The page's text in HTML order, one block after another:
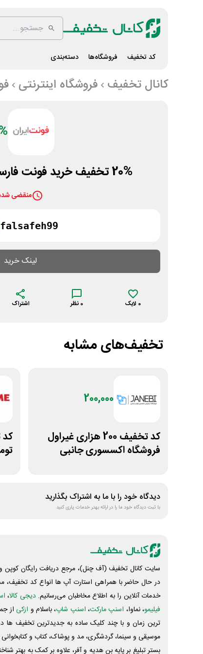
کد تخفیف فروشگاه‌ها دسته‌بندی
کانال تخفیف فروشگاه اینترنتی
20% تخفیف خرید فونت فارسی از سایت فونتیران
منقضی
falsafeh99
لینک خرید
0 لایک 0 نظر اشتراک
تخفیف‌های مشابه
200,000
کد تخفیف 200 هزاری غیراول
فروشگاه اکسسوری جانبی
دیدگاه خود را با ما به اشتراک بگذارید
با ثبت دیدگاه خود ما را در ارائه بهتر خدمات یاری کنید
سایت کانال تخفیف (آف چنل)، مرجع دریافت رایگان
در حال حاضر با همراهی استارت آپ ها انواع کد تخفیف،
خدمات آنلاین را به اطلاع مخاطبان می‌رسانیم. دیجی کالا،
فیلیمو، نماوا، اسنپ مارکت، اسنپ شاپ، باسلام و ازکی از
ترین زمان و با چند کلیک ساده به جدیدترین تخفیف ها در
موسیقی و سینما، گردشگری، مد و پوشاک، کتاب و
بستر تبلیغ بر پایه بن هدیه و آفر، علاوه بر کمک به بهتر